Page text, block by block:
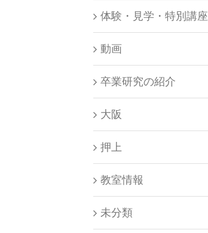
体験・見学・特別講座
動画
卒業研究の紹介
大阪
押上
教室情報
未分類